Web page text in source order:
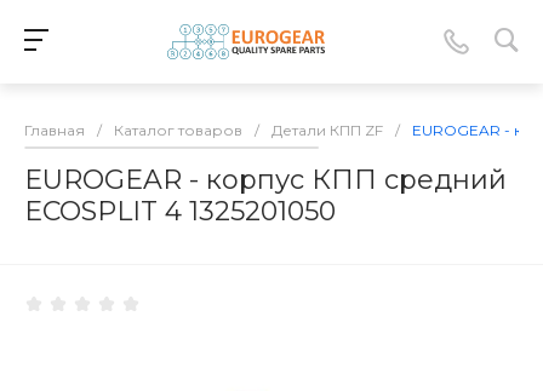
Главная / Каталог товаров / Детали КПП ZF / EUROGEAR -
EUROGEAR - корпус КПП средний
ECOSPLIT 4 1325201050